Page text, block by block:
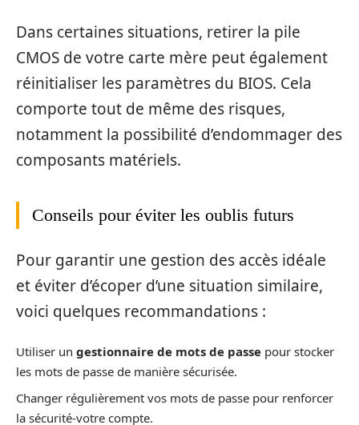
Dans certaines situations, retirer la pile
CMOS de votre carte mère peut également
réinitialiser les paramètres du BIOS. Cela
comporte tout de même des risques,
notamment la possibilité d’endommager des
composants matériels.
Conseils pour éviter les oublis futurs
Pour garantir une gestion des accès idéale
et éviter d’écoper d’une situation similaire,
voici quelques recommandations :
Utiliser un gestionnaire de mots de passe pour stocker
les mots de passe de manière sécurisée.
Changer régulièrement vos mots de passe pour renforcer
la sécurité-votre compte.